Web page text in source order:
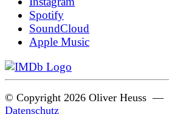
Spotify
SoundCloud
Apple Music
© Copyright 2026 Oliver Heuss —
Datenschutz